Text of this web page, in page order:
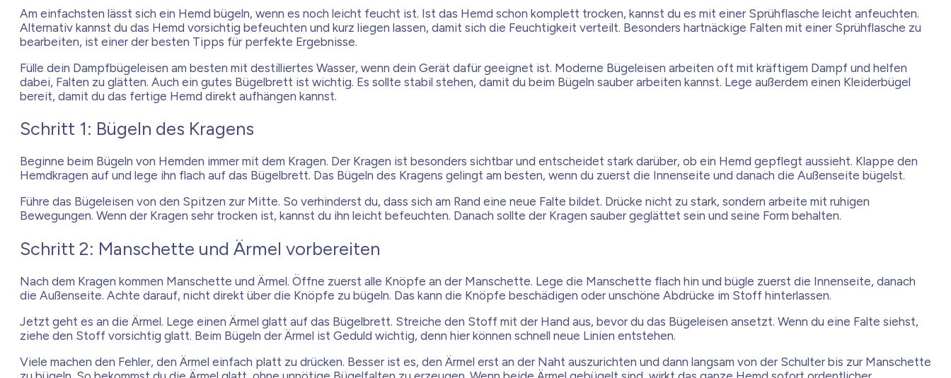
Am einfachsten lässt sich ein Hemd bügeln, wenn es noch leicht feucht ist. Ist das Hemd schon komplett trocken, kannst du es mit einer Sprühflasche leicht anfeuchten.
Alternativ kannst du das Hemd vorsichtig befeuchten und kurz liegen lassen, damit sich die Feuchtigkeit verteilt. Besonders hartnäckige Falten mit einer Sprühflasche zu
bearbeiten, ist einer der besten Tipps für perfekte Ergebnisse.
Fülle dein Dampfbügeleisen am besten mit destilliertes Wasser, wenn dein Gerät dafür geeignet ist. Moderne Bügeleisen arbeiten oft mit kräftigem Dampf und helfen
dabei, Falten zu glätten. Auch ein gutes Bügelbrett ist wichtig. Es sollte stabil stehen, damit du beim Bügeln sauber arbeiten kannst. Lege außerdem einen Kleiderbügel
bereit, damit du das fertige Hemd direkt aufhängen kannst.
Schritt 1: Bügeln des Kragens
Beginne beim Bügeln von Hemden immer mit dem Kragen. Der Kragen ist besonders sichtbar und entscheidet stark darüber, ob ein Hemd gepflegt aussieht. Klappe den
Hemdkragen auf und lege ihn flach auf das Bügelbrett. Das Bügeln des Kragens gelingt am besten, wenn du zuerst die Innenseite und danach die Außenseite bügelst.
Führe das Bügeleisen von den Spitzen zur Mitte. So verhinderst du, dass sich am Rand eine neue Falte bildet. Drücke nicht zu stark, sondern arbeite mit ruhigen
Bewegungen. Wenn der Kragen sehr trocken ist, kannst du ihn leicht befeuchten. Danach sollte der Kragen sauber geglättet sein und seine Form behalten.
Schritt 2: Manschette und Ärmel vorbereiten
Nach dem Kragen kommen Manschette und Ärmel. Öffne zuerst alle Knöpfe an der Manschette. Lege die Manschette flach hin und bügle zuerst die Innenseite, danach
die Außenseite. Achte darauf, nicht direkt über die Knöpfe zu bügeln. Das kann die Knöpfe beschädigen oder unschöne Abdrücke im Stoff hinterlassen.
Jetzt geht es an die Ärmel. Lege einen Ärmel glatt auf das Bügelbrett. Streiche den Stoff mit der Hand aus, bevor du das Bügeleisen ansetzt. Wenn du eine Falte siehst,
ziehe den Stoff vorsichtig glatt. Beim Bügeln der Ärmel ist Geduld wichtig, denn hier können schnell neue Linien entstehen.
Viele machen den Fehler, den Ärmel einfach platt zu drücken. Besser ist es, den Ärmel erst an der Naht auszurichten und dann langsam von der Schulter bis zur Manschette